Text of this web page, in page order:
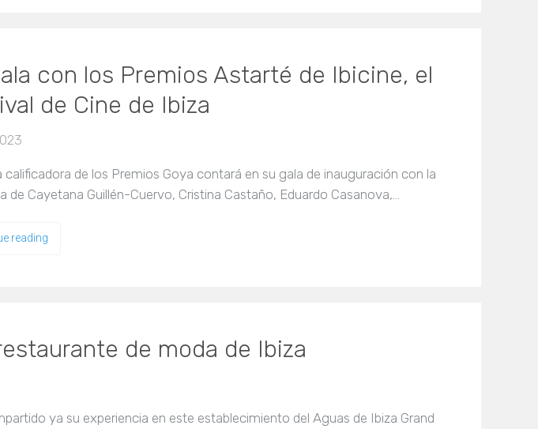
con los Premios Astarté de Ibicine, el
de Cine de Ibiza
calificadora de los Premios Goya contará en su gala de inauguración con la
de Cayetana Guillén-Cuervo, Cristina Castaño, Eduardo Casanova,…
reading
de moda de Ibiza
ya su experiencia en este establecimiento del Aguas de Ibiza Grand